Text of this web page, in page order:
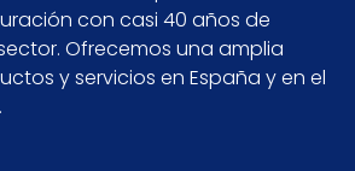
con casi 40 años de
Ofrecemos una amplia
y servicios en España y en el